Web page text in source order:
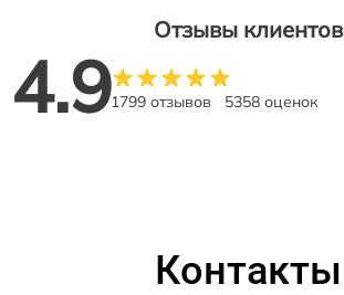
Отзывы клиентов
4.91799 отзывов 5358 оценок
Контакты